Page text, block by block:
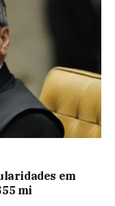
em
mi